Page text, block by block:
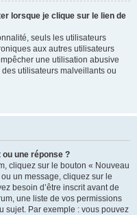
lorsque je clique sur le lien de
seuls les utilisateurs
aux autres utilisateurs
une utilisation abusive
utilisateurs malveillants ou
une réponse ?
cliquez sur le bouton « Nouveau
un message, cliquez sur le
besoin d’être inscrit avant de
une liste de vos permissions
sujet. Par exemple : vous pouvez